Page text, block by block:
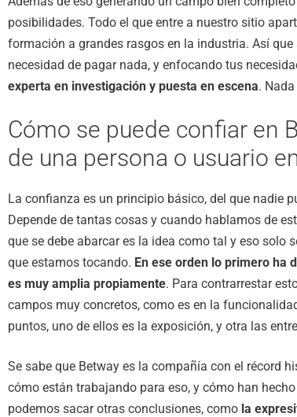
posibilidades. Todo el que entre a nuestro sitio
formación a grandes rasgos en la industria. Así
necesidad de pagar nada, y enfocando tus
experta en investigación y puesta en escena.
Cómo se puede confiar en
de una persona o usuario
La confianza es un principio básico, del que nadie
Depende de tantas cosas y cuando hablamos de
que se debe abarcar es la idea como tal y eso solo
que estamos tocando. En ese orden lo primero ha
es muy amplia propiamente. Para contrarrestar
campos muy concretos, como es en la
puntos, uno de ellos es la exposición, y otra las
Se sabe que Betway es la compañía con el récord
cómo están trabajando para eso, y cómo han
podemos sacar otras conclusiones, como la